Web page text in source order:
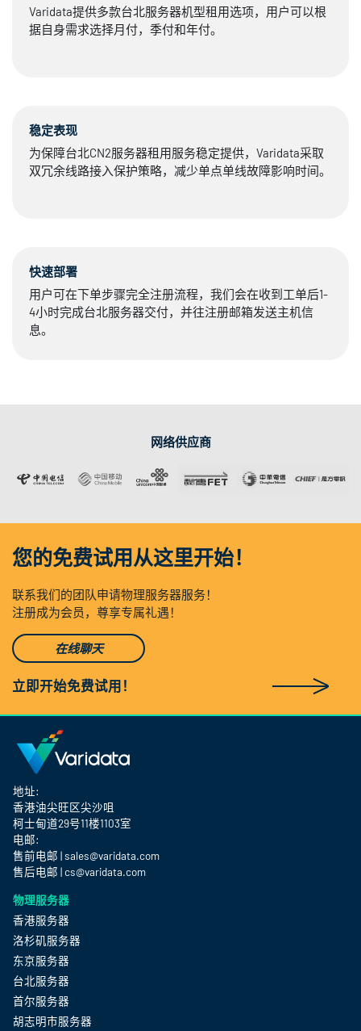
Varidata提供多款台北服务器机型租用选项，用户可以根
据自身需求选择月付，季付和年付。
稳定表现
为保障台北CN2服务器租用服务稳定提供，Varidata采取
双冗余线路接入保护策略，减少单点单线故障影响时间。
快速部署
用户可在下单步骤完全注册流程，我们会在收到工单后1-
4小时完成台北服务器交付，并往注册邮箱发送主机信
息。
网络供应商
您的免费试用从这里开始！
联系我们的团队申请物理服务器服务！
注册成为会员，尊享专属礼遇！
在线聊天
立即开始免费试用！
地址:
香港油尖旺区尖沙咀
柯士甸道29号11楼1103室
电邮:
售前电邮 | sales@varidata.com
售后电邮 | cs@varidata.com
物理服务器
香港服务器
洛杉矶服务器
东京服务器
台北服务器
首尔服务器
胡志明市服务器